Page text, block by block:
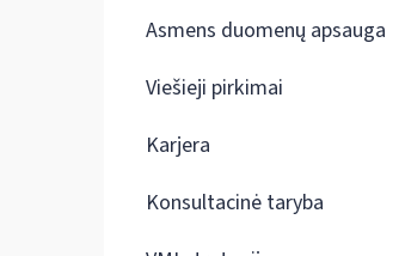
Asmens duomenų apsauga
Viešieji pirkimai
Karjera
Konsultacinė taryba